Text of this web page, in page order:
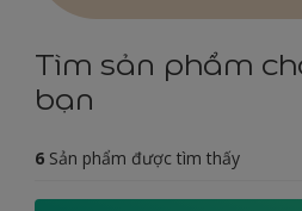
Tìm sản phẩm
bạn
6 Sản phẩm được tìm thấy